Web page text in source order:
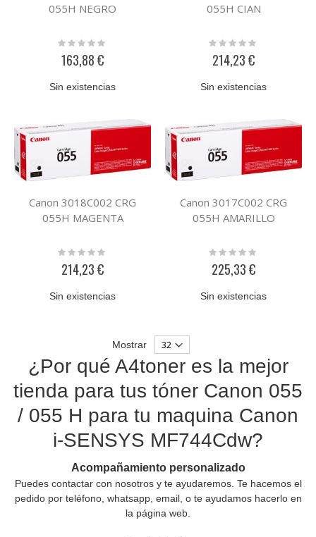
055H NEGRO
Rating:
163,88 €
Sin existencias
055H CIAN
Rating:
214,23 €
Sin existencias
Canon 3018C002 CRG
055H MAGENTA
Rating:
214,23 €
Sin existencias
Canon 3017C002 CRG
055H AMARILLO
Rating:
225,33 €
Sin existencias
Mostrar
¿Por qué A4toner es la mejor
tienda para tus tóner Canon 055
/ 055 H para tu maquina Canon
i-SENSYS MF744Cdw?
Acompañamiento personalizado
Puedes contactar con nosotros y te ayudaremos. Te hacemos el
pedido por teléfono, whatsapp, email, o te ayudamos hacerlo en
la página web.